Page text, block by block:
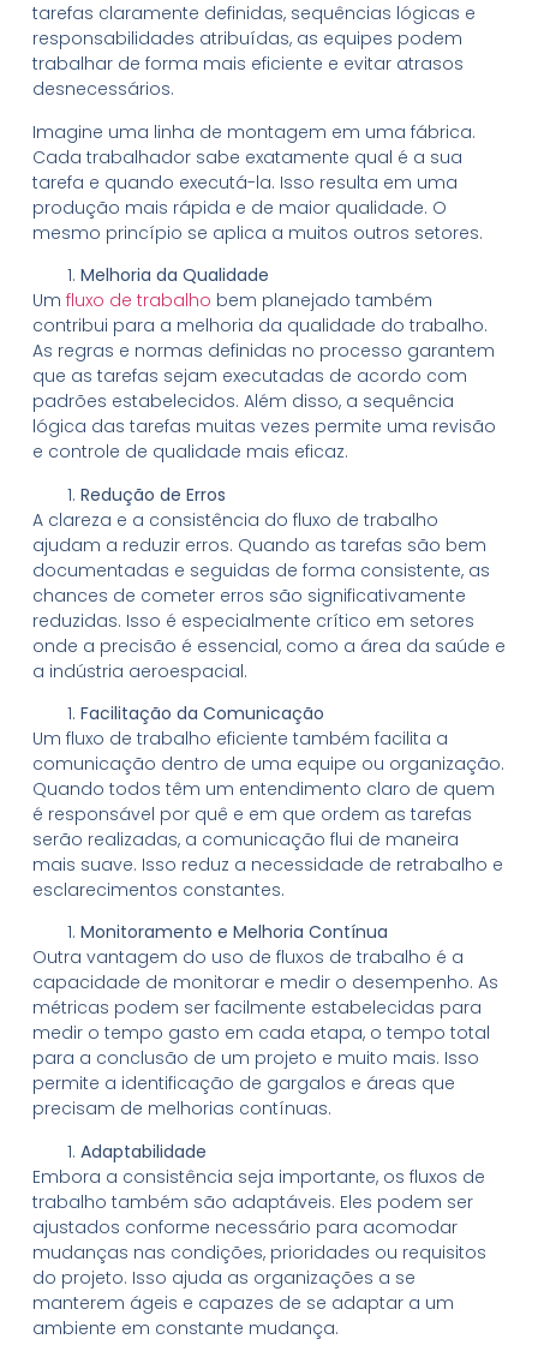
tarefas claramente definidas, sequências lógicas e
responsabilidades atribuídas, as equipes podem
trabalhar de forma mais eficiente e evitar atrasos
desnecessários.
Imagine uma linha de montagem em uma fábrica.
Cada trabalhador sabe exatamente qual é a sua
tarefa e quando executá-la. Isso resulta em uma
produção mais rápida e de maior qualidade. O
mesmo princípio se aplica a muitos outros setores.
Melhoria da Qualidade
Um fluxo de trabalho bem planejado também
contribui para a melhoria da qualidade do trabalho.
As regras e normas definidas no processo garantem
que as tarefas sejam executadas de acordo com
padrões estabelecidos. Além disso, a sequência
lógica das tarefas muitas vezes permite uma revisão
e controle de qualidade mais eficaz.
Redução de Erros
A clareza e a consistência do fluxo de trabalho
ajudam a reduzir erros. Quando as tarefas são bem
documentadas e seguidas de forma consistente, as
chances de cometer erros são significativamente
reduzidas. Isso é especialmente crítico em setores
onde a precisão é essencial, como a área da saúde e
a indústria aeroespacial.
Facilitação da Comunicação
Um fluxo de trabalho eficiente também facilita a
comunicação dentro de uma equipe ou organização.
Quando todos têm um entendimento claro de quem
é responsável por quê e em que ordem as tarefas
serão realizadas, a comunicação flui de maneira
mais suave. Isso reduz a necessidade de retrabalho e
esclarecimentos constantes.
Monitoramento e Melhoria Contínua
Outra vantagem do uso de fluxos de trabalho é a
capacidade de monitorar e medir o desempenho. As
métricas podem ser facilmente estabelecidas para
medir o tempo gasto em cada etapa, o tempo total
para a conclusão de um projeto e muito mais. Isso
permite a identificação de gargalos e áreas que
precisam de melhorias contínuas.
Adaptabilidade
Embora a consistência seja importante, os fluxos de
trabalho também são adaptáveis. Eles podem ser
ajustados conforme necessário para acomodar
mudanças nas condições, prioridades ou requisitos
do projeto. Isso ajuda as organizações a se
manterem ágeis e capazes de se adaptar a um
ambiente em constante mudança.